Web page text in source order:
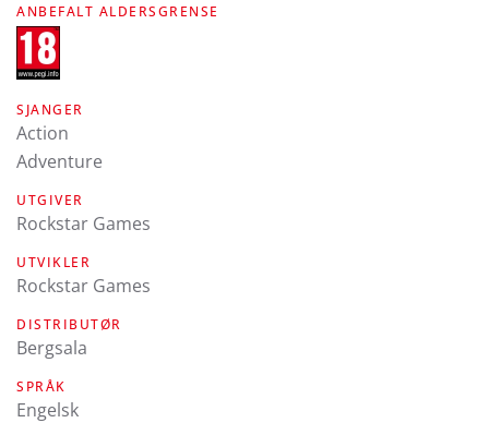
ANBEFALT ALDERSGRENSE
SJANGER
Action
Adventure
UTGIVER
Rockstar Games
UTVIKLER
Rockstar Games
DISTRIBUTØR
Bergsala
SPRÅK
engelsk